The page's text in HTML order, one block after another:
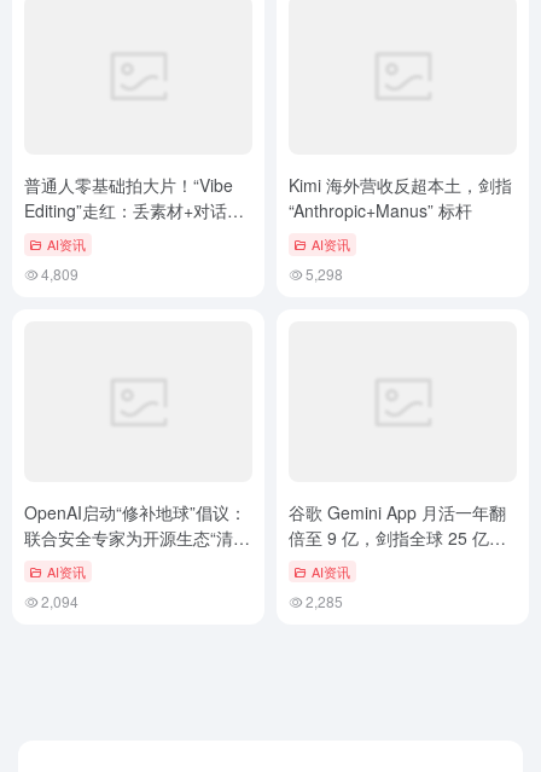
普通人零基础拍大片！“Vibe
Editing”走红：丢素材+对话，
AI秒变朋友圈热门视频
AI资讯
4,809
Kimi 海外营收反超本土，剑指
“Anthropic+Manus” 标杆
AI资讯
5,298
OpenAI启动“修补地球”倡议：
联合安全专家为开源生态“清除
隐患”AI资讯
2,094
谷歌 Gemini App 月活一年翻
倍至 9 亿，剑指全球 25 亿用
户 AI资讯
2,285